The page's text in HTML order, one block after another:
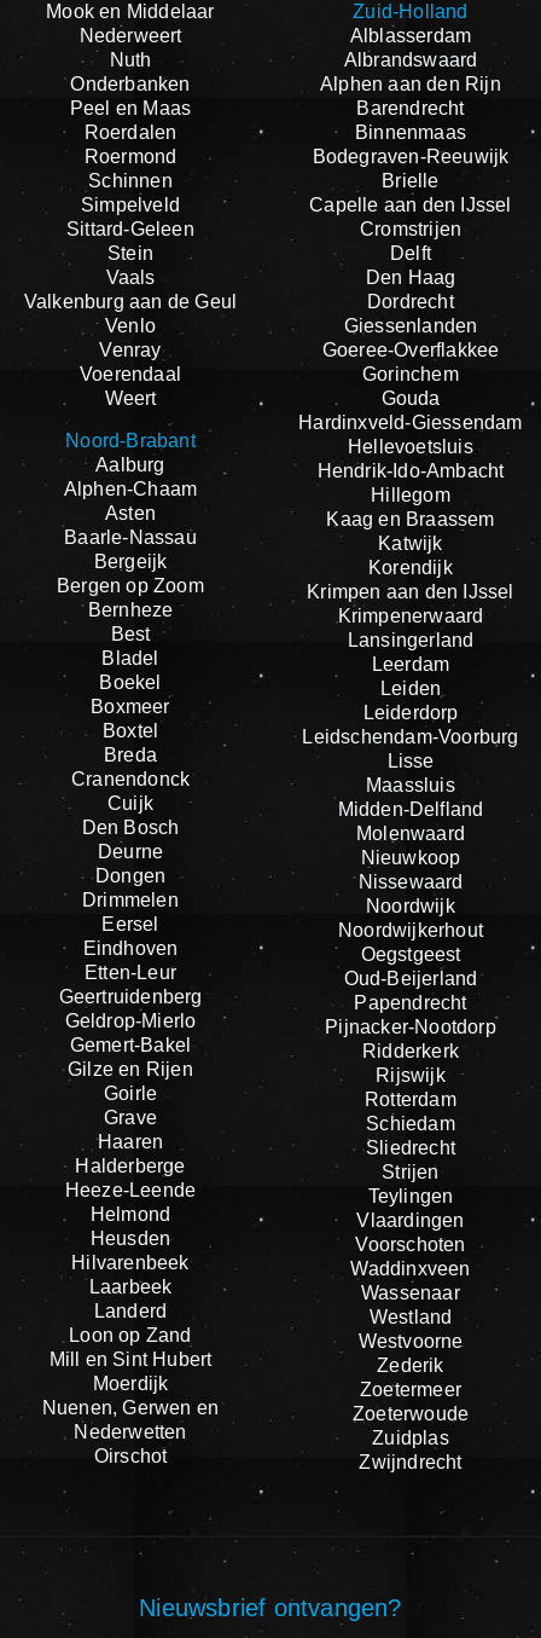
Mook en Middelaar
Nederweert
Nuth
Onderbanken
Peel en Maas
Roerdalen
Roermond
Schinnen
Simpelveld
Sittard-Geleen
Stein
Vaals
Valkenburg aan de Geul
Venlo
Venray
Voerendaal
Weert
Noord-Brabant
Aalburg
Alphen-Chaam
Asten
Baarle-Nassau
Bergeijk
Bergen op Zoom
Bernheze
Best
Bladel
Boekel
Boxmeer
Boxtel
Breda
Cranendonck
Cuijk
Den Bosch
Deurne
Dongen
Drimmelen
Eersel
Eindhoven
Etten-Leur
Geertruidenberg
Geldrop-Mierlo
Gemert-Bakel
Gilze en Rijen
Goirle
Grave
Haaren
Halderberge
Heeze-Leende
Helmond
Heusden
Hilvarenbeek
Laarbeek
Landerd
Loon op Zand
Mill en Sint Hubert
Moerdijk
Nuenen, Gerwen en
Nederwetten
Oirschot
Zuid-Holland
Alblasserdam
Albrandswaard
Alphen aan den Rijn
Barendrecht
Binnenmaas
Bodegraven-Reeuwijk
Brielle
Capelle aan den IJssel
Cromstrijen
Delft
Den Haag
Dordrecht
Giessenlanden
Goeree-Overflakkee
Gorinchem
Gouda
Hardinxveld-Giessendam
Hellevoetsluis
Hendrik-Ido-Ambacht
Hillegom
Kaag en Braassem
Katwijk
Korendijk
Krimpen aan den IJssel
Krimpenerwaard
Lansingerland
Leerdam
Leiden
Leiderdorp
Leidschendam-Voorburg
Lisse
Maassluis
Midden-Delfland
Molenwaard
Nieuwkoop
Nissewaard
Noordwijk
Noordwijkerhout
Oegstgeest
Oud-Beijerland
Papendrecht
Pijnacker-Nootdorp
Ridderkerk
Rijswijk
Rotterdam
Schiedam
Sliedrecht
Strijen
Teylingen
Vlaardingen
Voorschoten
Waddinxveen
Wassenaar
Westland
Westvoorne
Zederik
Zoetermeer
Zoeterwoude
Zuidplas
Zwijndrecht
Nieuwsbrief ontvangen?